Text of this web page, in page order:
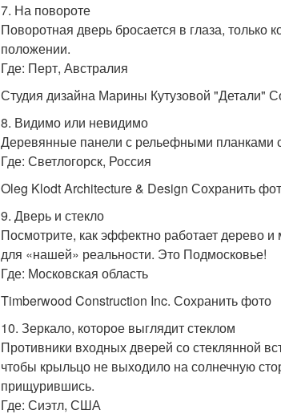
7. На повороте
Поворотная дверь бросается в глаза, только
положении.
Где: Перт, Австралия
Студия дизайна Марины Кутузовой "Детали"
8. Видимо или невидимо
Деревянные панели с рельефными планками
Где: Светлогорск, Россия
Oleg Klodt Architecture & Design Сохранить
9. Дверь и стекло
Посмотрите, как эффектно работает дерево
для «нашей» реальности. Это Подмосковье!
Где: Московская область
Timberwood Construction Inc. Сохранить фото
10. Зеркало, которое выглядит стеклом
Противники входных дверей со стеклянной
чтобы крыльцо не выходило на солнечную
прищурившись.
Где: Сиэтл, США